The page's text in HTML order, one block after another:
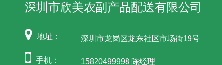
深圳市欣美农副产品配送有限公司
地址： 深圳市龙岗区龙东社区市场街19号
手机： 15820499998 陈经理